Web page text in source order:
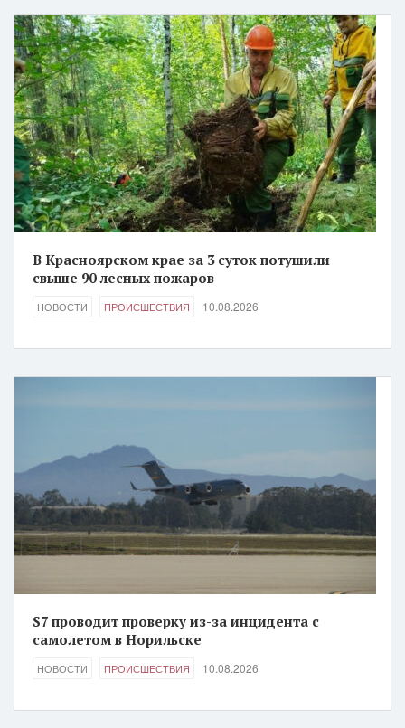
В Красноярском крае за 3 суток потушили
свыше 90 лесных пожаров
НОВОСТИ ПРОИСШЕСТВИЯ 10.08.2026
S7 проводит проверку из-за инцидента с
самолетом в Норильске
НОВОСТИ ПРОИСШЕСТВИЯ 10.08.2026